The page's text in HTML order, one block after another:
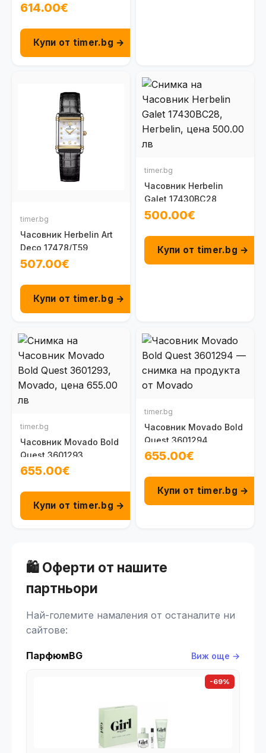
614.00€
Купи от timer.bg →
timer.bg
Часовник Herbelin Art
Deco 17478/T59
507.00€
Купи от timer.bg →
timer.bg
Часовник Herbelin
Galet 17430BC28
500.00€
Купи от timer.bg →
timer.bg
Часовник Movado Bold
Quest 3601293
655.00€
Купи от timer.bg →
timer.bg
Часовник Movado Bold
Quest 3601294
655.00€
Купи от timer.bg →
🛍️ Оферти от нашите
партньори
Най-големите намаления от останалите ни
сайтове:
ПарфюмBG Виж още →
-69%